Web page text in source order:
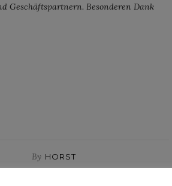
Geschäftspartnern. Besonderen Dank
By HORST